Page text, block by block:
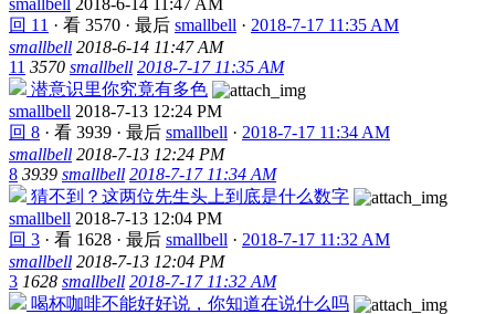
回 11 · 看 3570 · 最后 smallbell · 2018-7-17 11:35 AM
smallbell 2018-6-14 11:47 AM
11 3570 smallbell 2018-7-17 11:35 AM
潜意识里你究竟有多色
smallbell 2018-7-13 12:24 PM
回 8 · 看 3939 · 最后 smallbell · 2018-7-17 11:34 AM
smallbell 2018-7-13 12:24 PM
8 3939 smallbell 2018-7-17 11:34 AM
猜不到？这两位先生头上到底是什么数字
smallbell 2018-7-13 12:04 PM
回 3 · 看 1628 · 最后 smallbell · 2018-7-17 11:32 AM
smallbell 2018-7-13 12:04 PM
3 1628 smallbell 2018-7-17 11:32 AM
喝杯咖啡不能好好说，你知道在说什么吗